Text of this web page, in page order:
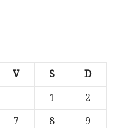
V S D
1
2
7 8
9